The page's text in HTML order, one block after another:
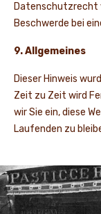
Datenschutzrecht
Beschwerde bei
9. Allgemeines
Dieser Hinweis
Zeit zu Zeit wird
wir Sie ein, diese
Laufenden zu